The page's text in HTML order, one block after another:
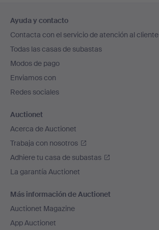
en
el
pie
de
página
Ayuda y contacto
Contacta con el servicio de atención al cliente
Todas las casas de subastas
Modos de pago
Enviamos con
Redes sociales
Auctionet
Acerca de Auctionet
Trabaja con nosotros
Adhiere tu casa de subastas
La garantía Auctionet
Más información de Auctionet
Auctionet Magazine
App Auctionet